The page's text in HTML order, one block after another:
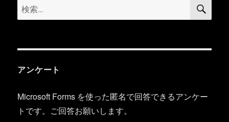
検
索:
アンケート
Microsoft Forms を使った匿名で回答できるアンケー
トです。ご回答お願いします。